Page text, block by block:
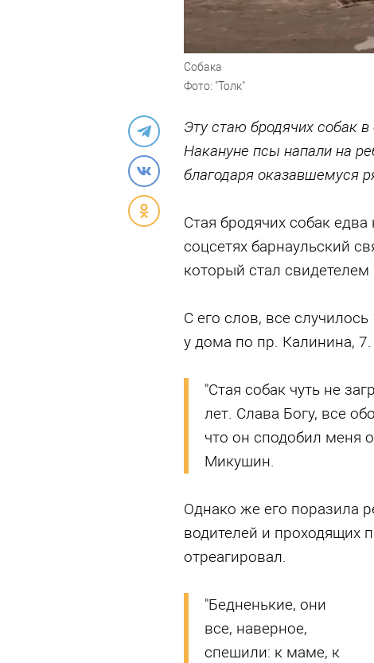
Собака
Фото: "Толк"
Эту стаю бродячих собак
Накануне псы напали на
благодаря оказавшемуся
Стая бродячих собак
соцсетях барнаульский
который стал свидетелем
С его слов, все
у дома по пр. Калинина,
"Стая собак чуть не
лет. Слава Богу, все
что он сподобил меня
Микушин.
Однако же его поразила
водителей и проходящих
отреагировал.
"Бедненькие, они
все, наверное,
спешили: к маме, к